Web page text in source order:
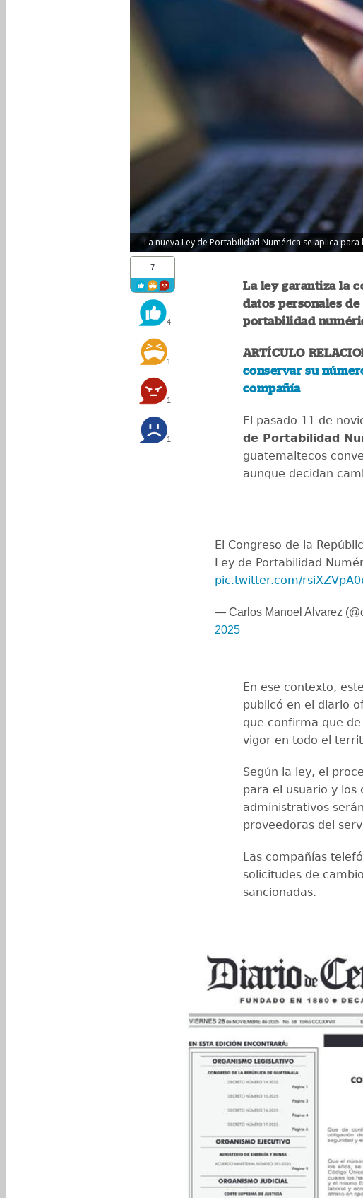
La nueva Ley de Portabilidad Numérica se aplica
7
4
1
1
1
La ley garantiza la
datos personales
portabilidad
ARTÍCULO
conservar su
compañía
El pasado 11 de
de Portabilidad
guatemaltecos
aunque decidan
El Congreso de la
Ley de Portabilidad
pic.twitter.com/
— Carlos Manoel Alvarez
2025
En ese contexto,
publicó en el diario
que confirma que
vigor en todo el
Según la ley, el
para el usuario y los
administrativos
proveedoras del
Las compañías
solicitudes de
sancionadas.